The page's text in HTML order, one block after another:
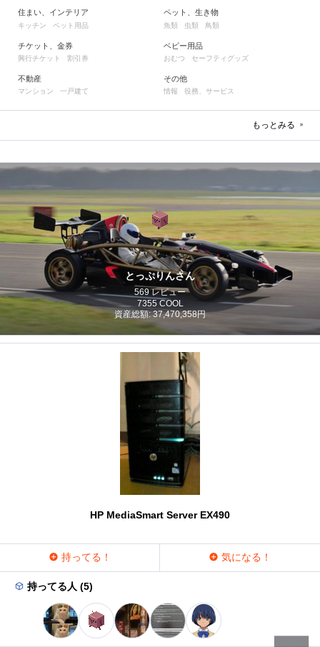
住まい、インテリア
キッチン ペット用品
チケット、金券
興行チケット 割引券
不動産
マンション 一戸建て
ペット、生き物
魚類 虫類 鳥類
ベビー用品
おむつ セーフティグッズ
その他
情報 役務、サービス
もっとみる
とっぷりんさん
569 レビュー
7355 COOL
資産総額: 37,470,358円
HP MediaSmart Server EX490
持ってる！ 気になる！
持ってる人 (5)